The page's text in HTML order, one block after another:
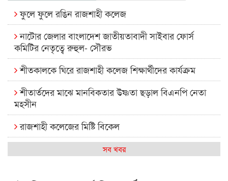
ফুলে ফুলে রঙিন রাজশাহী কলেজ
নাটোর জেলার বাংলাদেশ জাতীয়তাবাদী সাইবার ফোর্স
কমিটির নেতৃত্বে রুহুল- সৌরভ
শীতকালকে ঘিরে রাজশাহী কলেজ শিক্ষার্থীদের কার্যক্রম
শীতার্তদের মাঝে মানবিকতার উষ্ণতা ছড়াল বিএনপি নেতা
মহসীন
রাজশাহী কলেজের মিষ্টি বিকেল
কেমন আছে আমাদের দেশের মধ্যবিত্তরা
সব খবর